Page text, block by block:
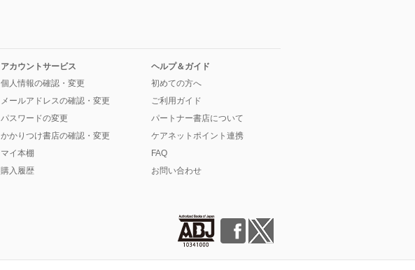
アカウントサービス
個人情報の確認・変更
メールアドレスの確認・変更
パスワードの変更
かかりつけ書店の確認・変更
マイ本棚
購入履歴
ヘルプ＆ガイド
初めての方へ
ご利用ガイド
パートナー書店について
ケアネットポイント連携
FAQ
お問い合わせ